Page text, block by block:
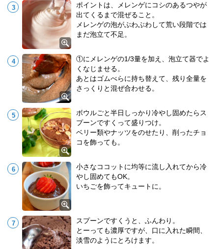
ポイントは、メレンゲにコシのあるつやが
出てくるまで混ぜること。
メレンゲの泡がぶわぶわして荒い段階では
まだ泡立て不足。
①にメレンゲの1/3量を加え、泡立て器でよ
くなじませる。
あとはゴムべらに持ち替えて、残り全量を
さっくりと混ぜ合わせる。
ボウルごと半日しっかり冷やし固めたらス
プーンですくって盛りつけ。
ベリー類やナッツをのせたり、削ったチョ
コを飾っても。
小さなココットに均等に流し入れてから冷
やし固めてもOK。
いちごを飾ってキュートに。
スプーンですくうと、ふんわり。
とーっても濃厚ですが、口に入れた瞬間、
淡雪のようにとろけます。